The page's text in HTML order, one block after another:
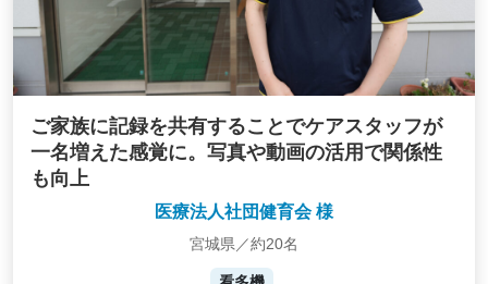
ご家族に記録を共有することでケアスタッフが
一名増えた感覚に。写真や動画の活用で関係性
も向上
医療法人社団健育会 様
宮城県／約20名